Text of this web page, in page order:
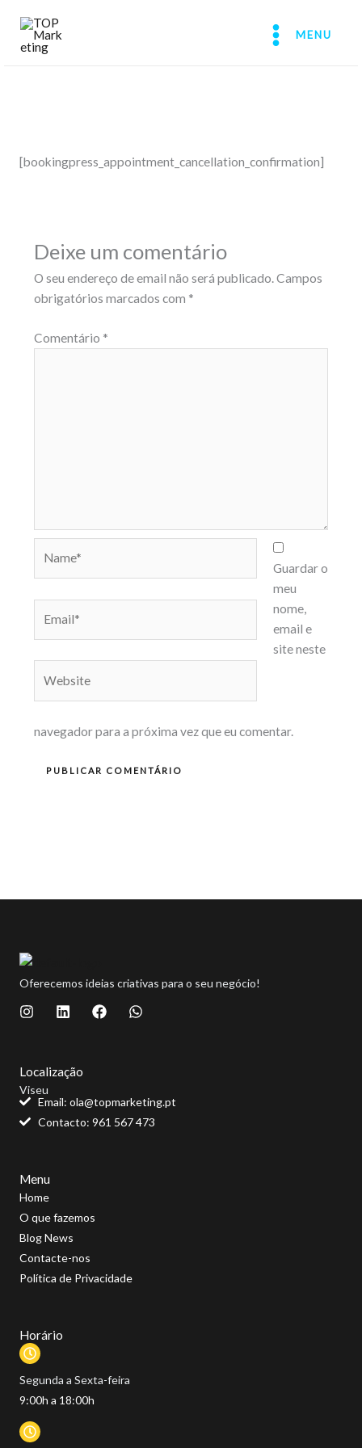
content
MENU
[bookingpress_appointment_cancellation_confirmation]
Deixe um comentário
O seu endereço de email não será publicado.Campos
obrigatórios marcados com *
Comentário *
Guardar o
meu
nome,
email e
site neste
navegador para a próxima vez que eu comentar.
Oferecemos ideias criativas para o seu negócio!
I
a
g
r
a
m
L
e
d
i
n
F
a
o
k
W
p
p
Localização
Viseu
Email: ola@topmarketing.pt
Contacto: 961 567 473
Menu
Home
O que fazemos
Blog News
Contacte-nos
Política de Privacidade
Horário
Segunda a Sexta-feira
9:00h a 18:00h